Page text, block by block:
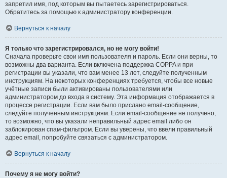
запретил имя, под которым вы пытаетесь зарегистрироваться.
Обратитесь за помощью к администратору конференции.
Вернуться к началу
Я только что зарегистрировался, но не могу войти!
Сначала проверьте свои имя пользователя и пароль. Если они верны, то
возможны два варианта. Если включена поддержка COPPA и при
регистрации вы указали, что вам менее 13 лет, следуйте полученным
инструкциям. На некоторых конференциях требуется, чтобы все новые
учётные записи были активированы пользователями или
администратором до входа в систему. Эта информация отображается в
процессе регистрации. Если вам было прислано email-сообщение,
следуйте полученным инструкциям. Если email-сообщение не получено,
то возможно, что вы указали неправильный адрес email либо он
заблокирован спам-фильтром. Если вы уверены, что ввели правильный
адрес email, попробуйте связаться с администратором.
Вернуться к началу
Почему я не могу войти?